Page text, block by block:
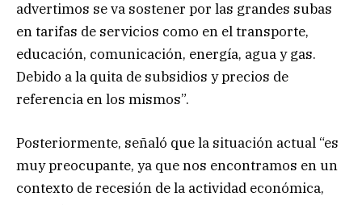
advertimos se va sostener por las grandes subas
en tarifas de servicios como en el transporte,
educación, comunicación, energía, agua y gas.
Debido a la quita de subsidios y precios de
referencia en los mismos”.
Posteriormente, señaló que la situación actual “es
muy preocupante, ya que nos encontramos en un
contexto de recesión de la actividad económica,